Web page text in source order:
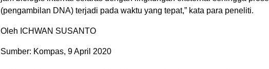
(pengambilan DNA) terjadi pada waktu yang tepat,” kata para peneliti.
Oleh ICHWAN SUSANTO
Sumber: Kompas, 9 April 2020